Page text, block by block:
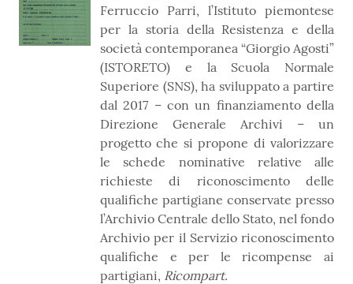
Ferruccio Parri, l’Istituto piemontese
per la storia della Resistenza e della
società contemporanea “Giorgio Agosti”
(ISTORETO) e la Scuola Normale
Superiore (SNS), ha sviluppato a partire
dal 2017 – con un finanziamento della
Direzione Generale Archivi – un
progetto che si propone di valorizzare
le schede nominative relative alle
richieste di riconoscimento delle
qualifiche partigiane conservate presso
l’Archivio Centrale dello Stato, nel fondo
Archivio per il Servizio riconoscimento
qualifiche e per le ricompense ai
partigiani, Ricompart.